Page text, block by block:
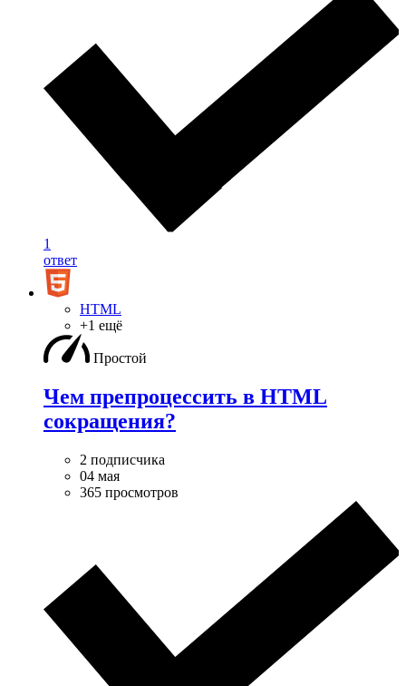
1
ответ
HTML
+1 ещё
Простой
Чем препроцессить в HTML
сокращения?
2 подписчика
04 мая
365 просмотров